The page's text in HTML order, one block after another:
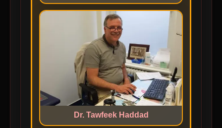
Dr. Tawfeek Haddad